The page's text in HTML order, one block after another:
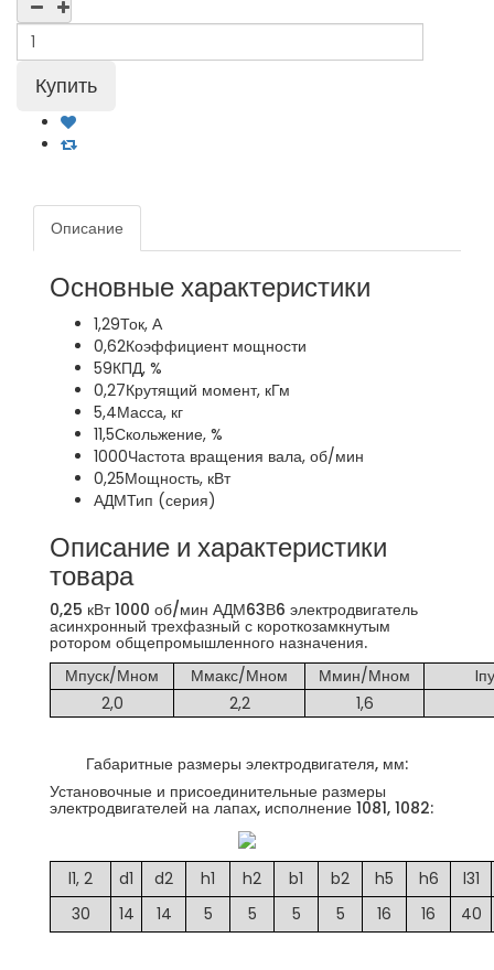
Описание
Основные характеристики
1,29Ток, А
0,62Коэффициент мощности
59КПД, %
0,27Крутящий момент, кГм
5,4Масса, кг
11,5Скольжение, %
1000Частота вращения вала, об/мин
0,25Мощность, кВт
АДМТип (серия)
Описание и характеристики
товара
0,25 кВт 1000 об/мин АДМ63В6 электродвигатель
асинхронный трехфазный с короткозамкнутым
ротором общепромышленного назначения.
Мпуск/Мном
Ммакс/Мном Ммин/Мном
2,0
2,2 1,6
Габаритные размеры электродвигателя, мм:
Установочные и присоединительные размеры
электродвигателей на лапах, исполнение 1081, 1082:
l1, 2 d1 d2 h1 h2 b1 b2 h5 h6
l31
30
14 14 5 5 5 5 16 16 40